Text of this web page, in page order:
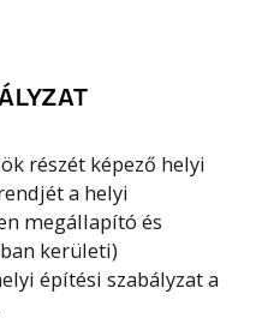
részét képező helyi
a helyi
megállapító és
kerületi)
építési szabályzat a